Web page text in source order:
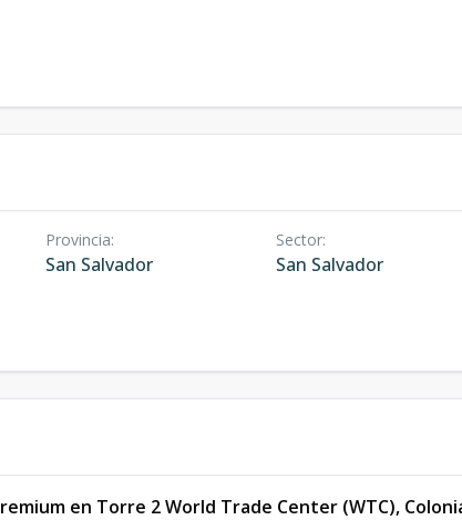
Provincia:
San Salvador
Sector:
San Salvador
en Torre 2 World Trade Center (WTC),